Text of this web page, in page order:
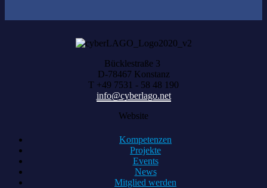
Bücklestraße 3
D-78467 Konstanz
T +49 7531 - 58 48 190
info@cyberlago.net
Website
Kompetenzen
Projekte
Events
News
Mitglied werden